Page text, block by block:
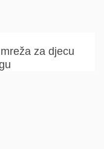
za djecu